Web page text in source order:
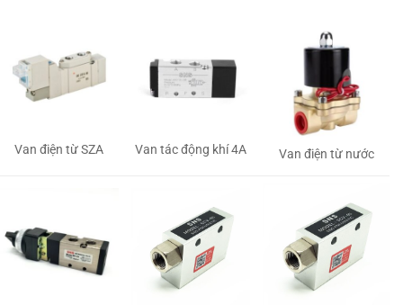
Van điện từ SZA Van tác động khí 4A Van điện từ nước